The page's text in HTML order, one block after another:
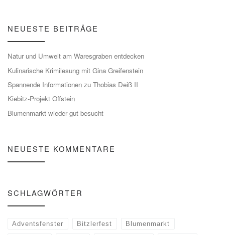
NEUESTE BEITRÄGE
Natur und Umwelt am Waresgraben entdecken
Kulinarische Krimilesung mit Gina Greifenstein
Spannende Informationen zu Thobias Deiß II
Kiebitz-Projekt Offstein
Blumenmarkt wieder gut besucht
NEUESTE KOMMENTARE
SCHLAGWÖRTER
Adventsfenster Bitzlerfest Blumenmarkt